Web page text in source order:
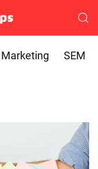
Marketing SEM